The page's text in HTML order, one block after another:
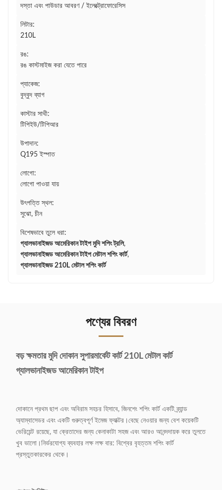
দস্তা এবং পাউডার আবরণ / ইলেক্ট্রোফোরেসিস
লিটার:
210L
রঙ:
রঙ কাস্টমাইজ করা যেতে পারে
প্যাকেজ:
বুদ্বুদ ব্যাগ
কাস্টার সাথী:
টিপিইউ/টিপিআর
উপাদান:
Q195 ইস্পাত
লোগো:
লোগো পাওয়া যায়
উৎপত্তি স্থল:
সুঝো, চীন
বিশেষভাবে তুলে ধরা:
গ্যালভানাইজড আমেরিকান টাইপ মুদি শপিং ট্রলি,
গ্যালভানাইজড আমেরিকান টাইপ মেটাল শপিং কার্ট,
গ্যালভানাইজড 210L মেটাল শপিং কার্ট
পণ্যের বিবরণ
বড় ক্ষমতার মুদি দোকান সুপারমার্কেট কার্ট 210L মেটাল কার্ট
গ্যালভানাইজড আমেরিকান টাইপ
দোকানে প্রথম ছাপ এবং অবিরাম সহচর হিসাবে, জিনশেং শপিং কার্ট একটি ব্র্যান্ড
অ্যাম্বাসেডর এবং একটি গুরুত্বপূর্ণ ইমেজ ফ্যাক্টর।বেছে নেওয়ার জন্য বেশ কয়েকটি
ভেরিয়েন্ট রয়েছে, যা ক্রেতাদের জন্য কেনাকাটা সহজ এবং আরও আনন্দদায়ক করে তুলতে
খুব ভালো।নির্ভরযোগ্য ব্যবহার লক্ষ লক্ষ বার: বিশ্বের বৃহত্তম শপিং কার্ট
প্রস্তুতকারকের থেকে।